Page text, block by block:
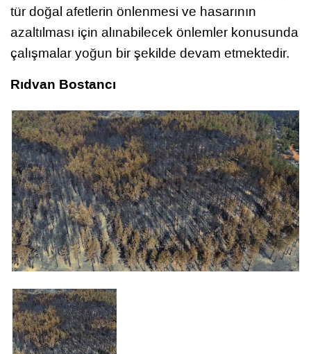
tür doğal afetlerin önlenmesi ve hasarının
azaltılması için alınabilecek önlemler konusunda
çalışmalar yoğun bir şekilde devam etmektedir.
Rıdvan Bostancı